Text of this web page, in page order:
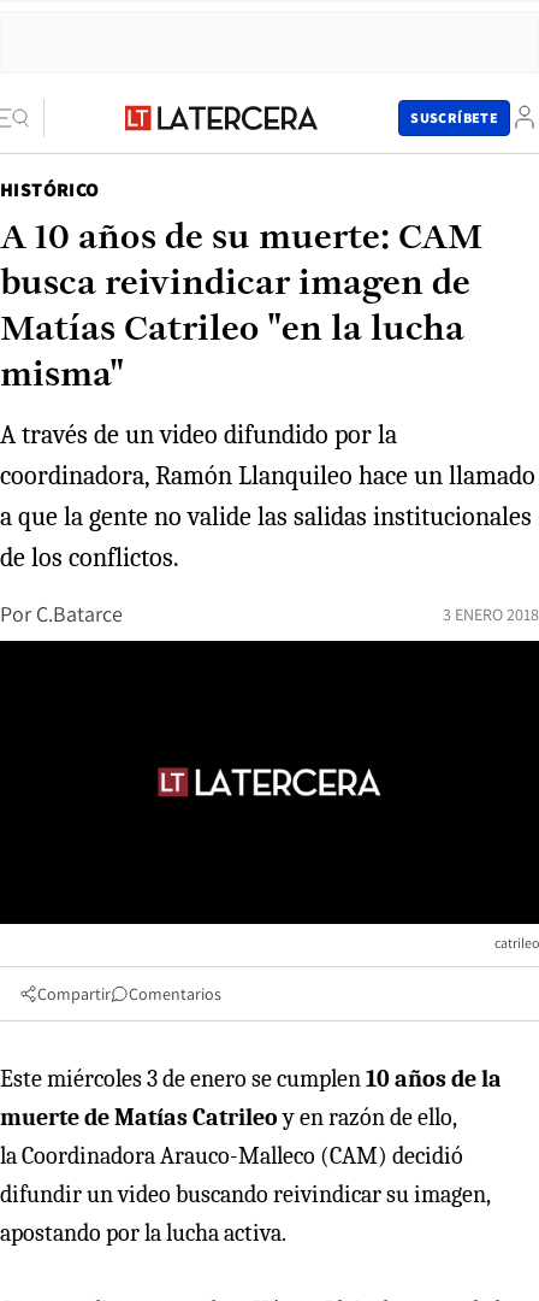
SUSCRÍBETE
HISTÓRICO
A 10 años de su muerte: CAM
busca reivindicar imagen de
Matías Catrileo "en la lucha
misma"
A través de un video difundido por la
coordinadora, Ramón Llanquileo hace un llamado
a que la gente no valide las salidas institucionales
de los conflictos.
Por C.Batarce 3 ENERO 2018
catrileo
Compartir Comentarios
Este miércoles 3 de enero se cumplen10 años de la
muerte de Matías Catrileoy en razón de ello,
la Coordinadora Arauco-Malleco (CAM) decidió
difundir un video buscando reivindicar su imagen,
apostando por la lucha activa.